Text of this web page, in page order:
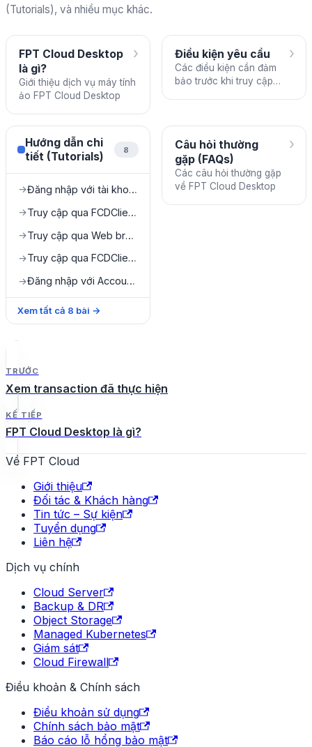
(Tutorials), và nhiều mục khác.
FPT Cloud Desktop
là gì?
Giới thiệu dịch vụ máy tính
ảo FPT Cloud Desktop
› Điều kiện yêu cầu
Các điều kiện cần đảm
bảo trước khi truy cập
›
Hướng dẫn chi
tiết (Tutorials)
8
→ Đăng nhập với tài khoản SSO (Azure)
→ Truy cập qua FCDClient mới
→ Truy cập qua Web browser
→ Truy cập qua FCDClient cũ (luồng cũ)
→ Đăng nhập với Account/Password
Xem tất cả 8 bài →
Câu hỏi thường
gặp (FAQs)
Các câu hỏi thường gặp
về FPT Cloud Desktop
›
TRƯỚC
Xem transaction đã thực hiện
KẾ TIẾP
FPT Cloud Desktop là gì?
Về FPT Cloud
Giới thiệu
Đối tác & Khách hàng
Tin tức – Sự kiện
Tuyển dụng
Liên hệ
Dịch vụ chính
Cloud Server
Backup & DR
Object Storage
Managed Kubernetes
Giám sát
Cloud Firewall
Điều khoản & Chính sách
Điều khoản sử dụng
Chính sách bảo mật
Báo cáo lỗ hổng bảo mật